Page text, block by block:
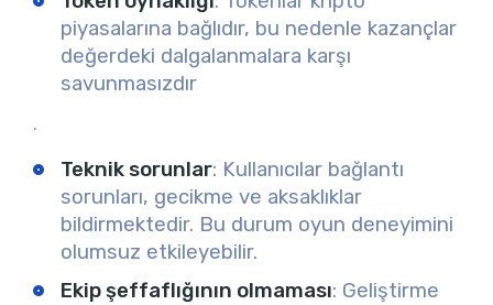
piyasalarına bağlıdır, bu nedenle kazançlar
değerdeki dalgalanmalara karşı
savunmasızdır
.
Teknik sorunlar: Kullanıcılar bağlantı
sorunları, gecikme ve aksaklıklar
bildirmektedir. Bu durum oyun deneyimini
olumsuz etkileyebilir.
Ekip şeffaflığının olmaması: Geliştirme